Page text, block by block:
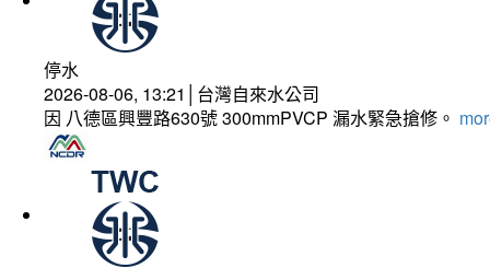
停水
2026-08-06, 13:21│台灣自來水公司
因 八德區興豐路630號 300mmPVCP 漏水緊急搶修。